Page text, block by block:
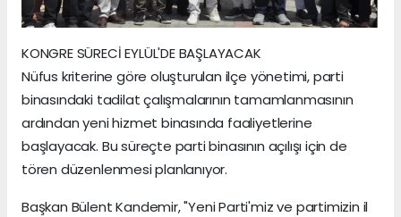
KONGRE SÜRECİ EYLÜL'DE BAŞLAYACAK
Nüfus kriterine göre oluşturulan ilçe yönetimi, parti
binasındaki tadilat çalışmalarının tamamlanmasının
ardından yeni hizmet binasında faaliyetlerine
başlayacak. Bu süreçte parti binasının açılışı için de
tören düzenlenmesi planlanıyor.
Başkan Bülent Kandemir, "Yeni Parti'miz ve partimizin il